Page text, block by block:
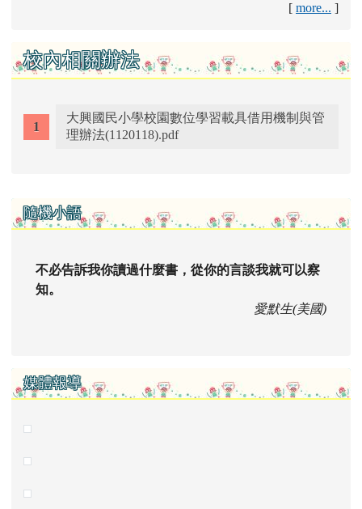
[ more... ]
校內相關辦法
大興國民小學校園數位學習載具借用機制與管
理辦法(1120118).pdf
右邊區域內容
隨機小語
不必告訴我你讀過什麼書，從你的言談我就可以察
知。
愛默生(美國)
媒體報導